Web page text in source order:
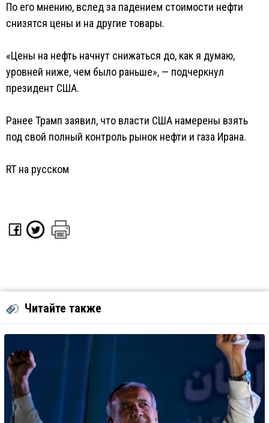
По его мнению, вслед за падением стоимости нефти
снизятся цены и на другие товары.
«Цены на нефть начнут снижаться до, как я думаю,
уровней ниже, чем было раньше», — подчеркнул
президент США.
Ранее Трамп заявил, что власти США намерены взять
под свой полный контроль рынок нефти и газа Ирана.
RT на русском
Читайте также